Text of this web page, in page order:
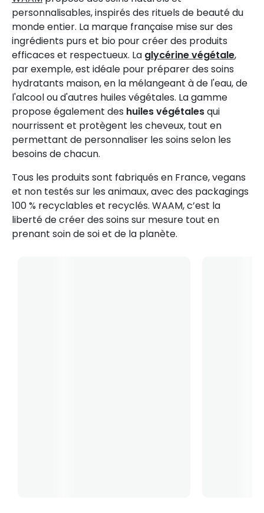
personnalisables, inspirés des rituels de beauté du
monde entier. La marque française mise sur des
ingrédients purs et bio pour créer des produits
efficaces et respectueux. La glycérine végétale,
par exemple, est idéale pour préparer des soins
hydratants maison, en la mélangeant à de l'eau, de
l'alcool ou d'autres huiles végétales. La gamme
propose également des huiles végétalesqui
nourrissent et protègent les cheveux, tout en
permettant de personnaliser les soins selon les
besoins de chacun.
Tous les produits sont fabriqués en France, vegans
et non testés sur les animaux, avec des packagings
100 % recyclables et recyclés. WAAM, c’est la
liberté de créer des soins sur mesure tout en
prenant soin de soi et de la planète.